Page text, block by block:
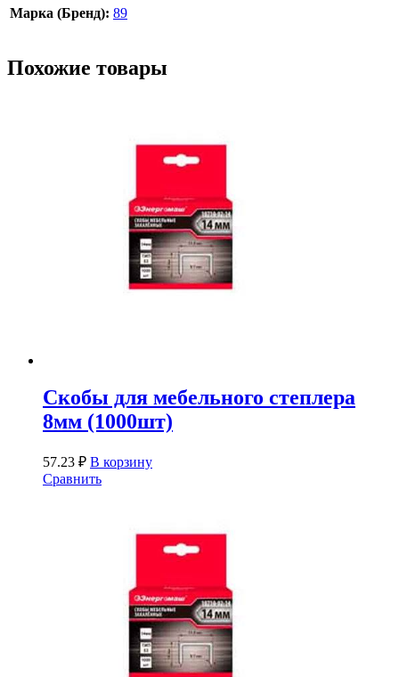
Марка (Бренд): 89
Похожие товары
Скобы для мебельного степлера
8мм (1000шт)
57.23 ₽ В корзину
Сравнить